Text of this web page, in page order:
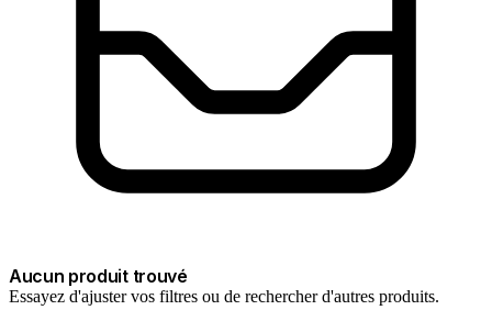
Aucun produit trouvé
Essayez d'ajuster vos filtres ou de rechercher d'autres produits.